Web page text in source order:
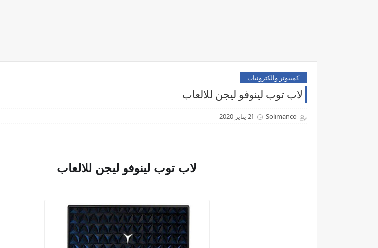
كمبيوتر والكترونيات
لاب توب لينوفو ليجن للالعاب
Solimanco 21 يناير 2020
لاب توب لينوفو ليجن للالعاب